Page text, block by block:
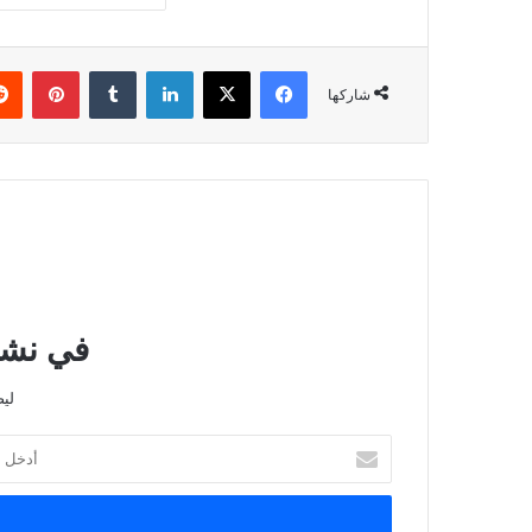
شاركها
فيسبوك ‫X لينكدإن
في
بريدك
الإلكتروني